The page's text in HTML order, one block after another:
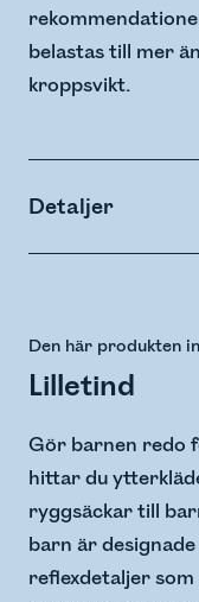
belastas till mer
kroppsvikt.
Detaljer
Den här produkten
Lilletind
Gör barnen redo
hittar du
ryggsäckar till
barn är
reflexdetaljer